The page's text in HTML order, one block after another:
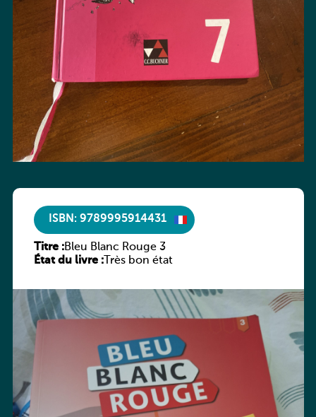
ISBN: 9789995914431
Titre :Bleu Blanc Rouge 3
État du livre :Très bon état